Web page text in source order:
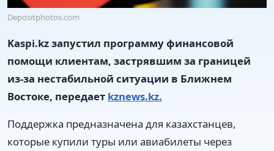
Depositphotos.com
Kaspi.kz запустил программу финансовой
помощи клиентам, застрявшим за границей
из-за нестабильной ситуации в Ближнем
Востоке, передает kznews.kz.
Поддержка предназначена для казахстанцев,
которые купили туры или авиабилеты через